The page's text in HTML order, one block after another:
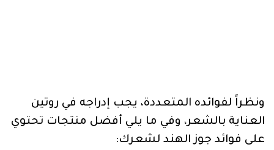
ونظراً لفوائده المتعددة، يجب إدراجه في روتين
العناية بالشعر، وفي ما يلي أفضل منتجات تحتوي
على فوائد جوز الهند لشعرك: